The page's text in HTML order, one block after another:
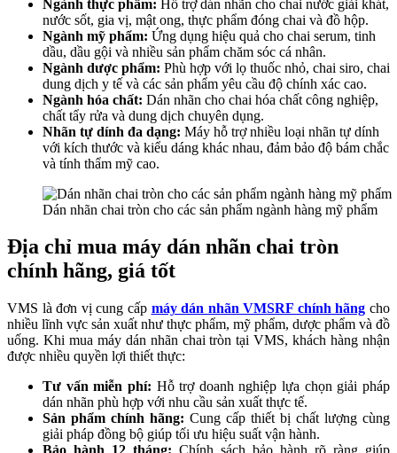
Ngành thực phẩm: Hỗ trợ dán nhãn cho chai nước giải khát,
nước sốt, gia vị, mật ong, thực phẩm đóng chai và đồ hộp.
Ngành mỹ phẩm: Ứng dụng hiệu quả cho chai serum, tinh
dầu, dầu gội và nhiều sản phẩm chăm sóc cá nhân.
Ngành dược phẩm: Phù hợp với lọ thuốc nhỏ, chai siro, chai
dung dịch y tế và các sản phẩm yêu cầu độ chính xác cao.
Ngành hóa chất: Dán nhãn cho chai hóa chất công nghiệp,
chất tẩy rửa và dung dịch chuyên dụng.
Nhãn tự dính đa dạng: Máy hỗ trợ nhiều loại nhãn tự dính
với kích thước và kiểu dáng khác nhau, đảm bảo độ bám chắc
và tính thẩm mỹ cao.
Dán nhãn chai tròn cho các sản phẩm ngành hàng mỹ phẩm
Địa chỉ mua máy dán nhãn chai tròn
chính hãng, giá tốt
VMS là đơn vị cung cấp máy dán nhãn VMSRF chính hãng cho
nhiều lĩnh vực sản xuất như thực phẩm, mỹ phẩm, dược phẩm và đồ
uống. Khi mua máy dán nhãn chai tròn tại VMS, khách hàng nhận
được nhiều quyền lợi thiết thực:
Tư vấn miễn phí: Hỗ trợ doanh nghiệp lựa chọn giải pháp
dán nhãn phù hợp với nhu cầu sản xuất thực tế.
Sản phẩm chính hãng: Cung cấp thiết bị chất lượng cùng
giải pháp đồng bộ giúp tối ưu hiệu suất vận hành.